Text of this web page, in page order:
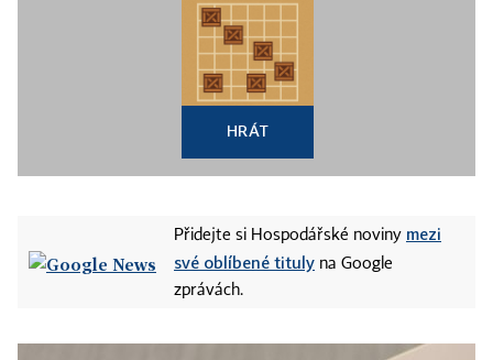
HRÁT
Přidejte si Hospodářské noviny mezi
své oblíbené tituly na Google
zprávách.